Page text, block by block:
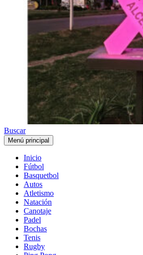
Buscar
Menú principal
Inicio
Fútbol
Basquetbol
Autos
Atletismo
Natación
Canotaje
Padel
Bochas
Tenis
Rugby